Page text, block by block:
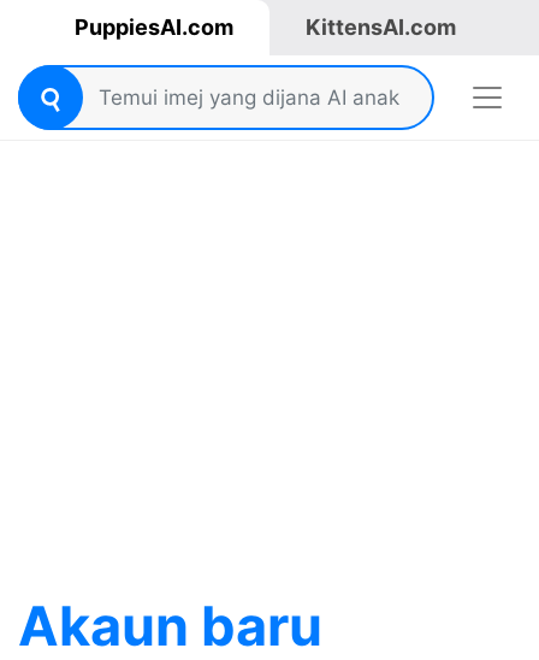
PuppiesAI.com KittensAI.com
Akaun baru